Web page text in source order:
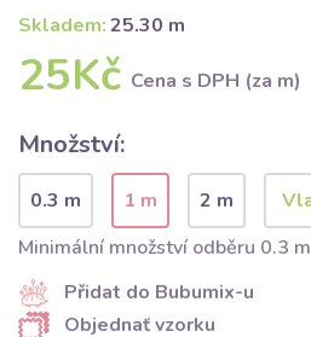
Skladem:25.30 m
25Kč Cena s DPH (za m)
Množství:
0.3 m 1 m
2 m
Minimální množství odběru 0.3 m
Přidat do Bubumix-u
Objednať vzorku